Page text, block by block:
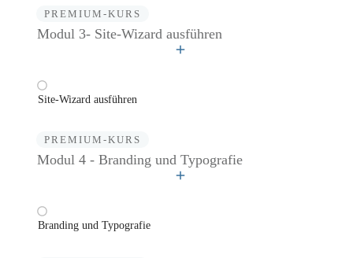
PREMIUM-KURS
Modul 3- Site-Wizard ausführen
Site-Wizard ausführen
PREMIUM-KURS
Modul 4 - Branding und Typografie
Branding und Typografie